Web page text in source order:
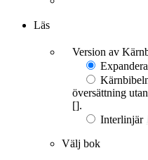
Läs
Version av
översättning
[].
Interlinjär
Välj bok